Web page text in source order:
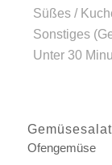
Süßes /
Sonstiges
Unter 30
Ofengemüse